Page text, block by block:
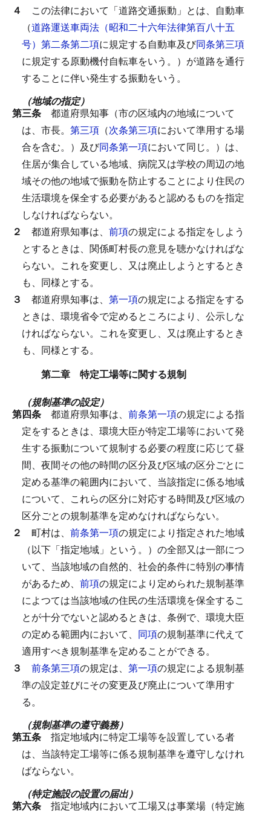
４ この法律において「道路交通振動」とは、自動車
（道路運送車両法（昭和二十六年法律第百八十五
号）第二条第二項に規定する自動車及び同条第三項
に規定する原動機付自転車をいう。）が道路を通行
することに伴い発生する振動をいう。
（地域の指定）
第三条 都道府県知事（市の区域内の地域について
は、市長。 第三項 （次条第三項において準用する場
合を含む。）及び同条第一項において同じ。）は、
住居が集合している地域、病院又は学校の周辺の地
域その他の地域で振動を防止することにより住民の
生活環境を保全する必要があると認めるものを指定
しなければならない。
２ 都道府県知事は、 前項の規定による指定をしよう
とするときは、関係町村長の意見を聴かなければな
らない。 これを変更し、又は廃止しようとするとき
も、同様とする。
３ 都道府県知事は、 第一項の規定による指定をする
ときは、環境省令で定めるところにより、公示しな
ければならない。 これを変更し、又は廃止するとき
も、同様とする。
第二章 特定工場等に関する規制
（規制基準の設定）
第四条 都道府県知事は、 前条第一項の規定による指
定をするときは、環境大臣が特定工場等において発
生する振動について規制する必要の程度に応じて昼
間、夜間その他の時間の区分及び区域の区分ごとに
定める基準の範囲内において、当該指定に係る地域
について、これらの区分に対応する時間及び区域の
区分ごとの規制基準を定めなければならない。
２ 町村は、 前条第一項の規定により指定された地域
（以下「指定地域」という。）の全部又は一部につ
いて、当該地域の自然的、社会的条件に特別の事情
があるため、 前項の規定により定められた規制基準
によつては当該地域の住民の生活環境を保全するこ
とが十分でないと認めるときは、条例で、環境大臣
の定める範囲内において、 同項の規制基準に代えて
適用すべき規制基準を定めることができる。
３ 前条第三項の規定は、 第一項の規定による規制基
準の設定並びにその変更及び廃止について準用す
る。
（規制基準の遵守義務）
第五条 指定地域内に特定工場等を設置している者
は、当該特定工場等に係る規制基準を遵守しなけれ
ばならない。
（特定施設の設置の届出）
第六条 指定地域内において工場又は事業場（特定施